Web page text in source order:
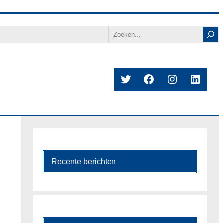
Search
TwitterFacebookInstagram
Recente berichten